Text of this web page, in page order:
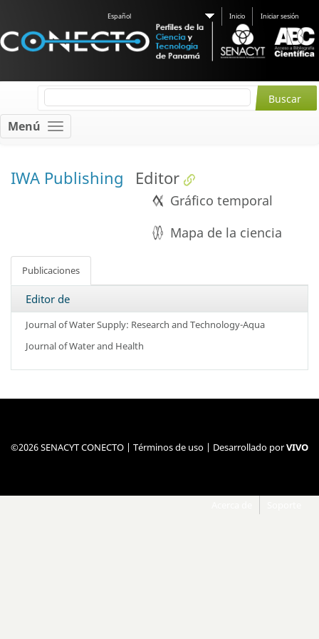
Español Inicio Iniciar sesión
Menú
IWA Publishing Editor
Gráfico temporal
Mapa de la ciencia
Publicaciones
Editor de
Journal of Water Supply: Research and Technology-Aqua
Journal of Water and Health
©2026 SENACYT CONECTO | Términos de uso | Desarrollado porVIVO